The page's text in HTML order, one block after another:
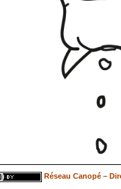
Réseau Canopé –